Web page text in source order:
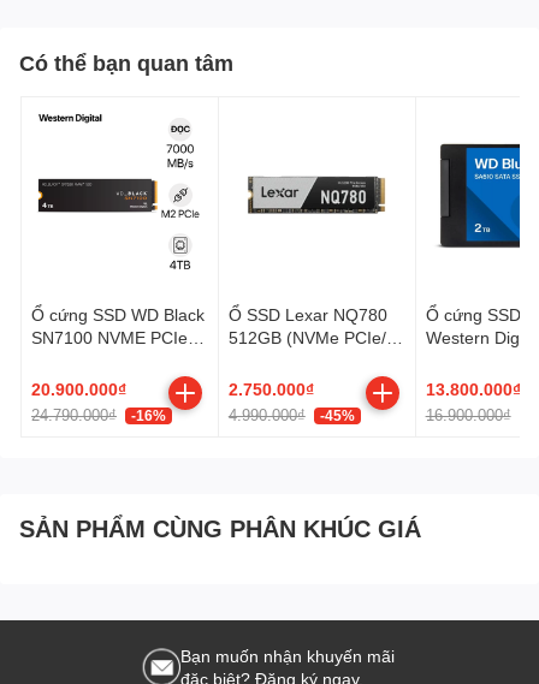
Có thể bạn quan tâm
Ổ cứng SSD WD Black
SN7100 NVME PCIe
4TB
20.900.000₫
24.790.000₫ -16%
Ổ SSD Lexar NQ780
512GB (NVMe PCIe/
5000MB/s/ 2500MB/s)
2.750.000₫
4.990.000₫ -45%
Ổ cứng SSD
Western
2TB
13.800.000₫
16.900.000₫
SẢN PHẨM CÙNG PHÂN KHÚC GIÁ
Bạn muốn nhận khuyến mãi
đặc biệt? Đăng ký ngay.